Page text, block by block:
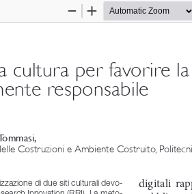
Zoom
Zoom
Costruzioni e Ambiente Costruito,
cultura per favorire
responsabile
di due siti culturali devo-
Innovation (RRI). La meto-
digitali